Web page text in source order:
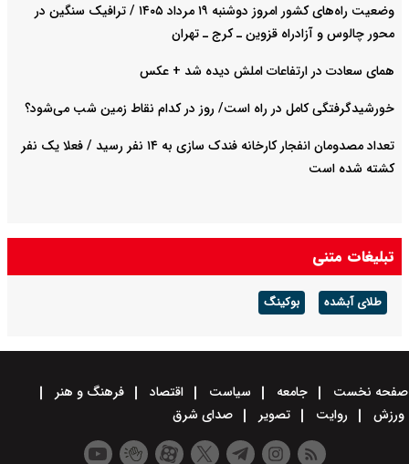
وضعیت راه‌های کشور امروز دوشنبه ۱۹ مرداد ۱۴۰۵ / ترافیک سنگین در
محور چالوس و آزادراه قزوین ـ کرج ـ تهران
همای سعادت در ارتفاعات املش دیده شد + عکس
خورشیدگرفتگی کامل در راه است/ روز در کدام نقاط زمین شب می‌شود؟
تعداد مصدومان انفجار کارخانه فندک سازی به ۱۴ نفر رسید / فعلا یک نفر
کشته شده است
تبلیغات متنی
طلای آبشده بوکینگ
صفحه نخست جامعه سیاست اقتصاد
فرهنگ و هنر
ورزش
روایت تصویر صدای شرق